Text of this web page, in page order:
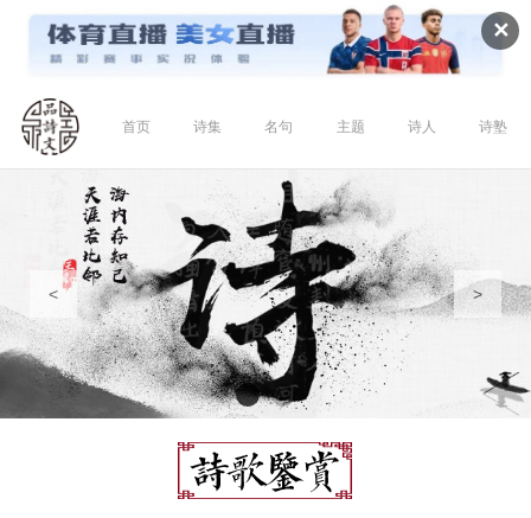
✕
首页 诗集 名句 主题 诗人 诗塾
< >